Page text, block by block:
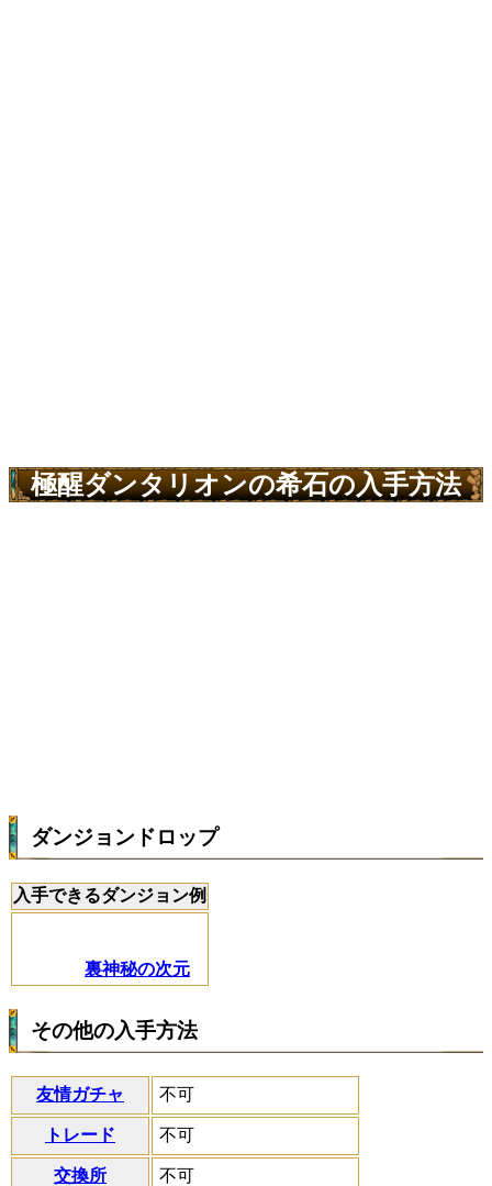
極醒ダンタリオンの希石の入手方法
ダンジョンドロップ
入手できるダンジョン例
裏神秘の次元
その他の入手方法
友情ガチャ 不可
トレード 不可
交換所 不可